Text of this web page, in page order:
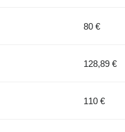
80 €
128,89 €
110 €